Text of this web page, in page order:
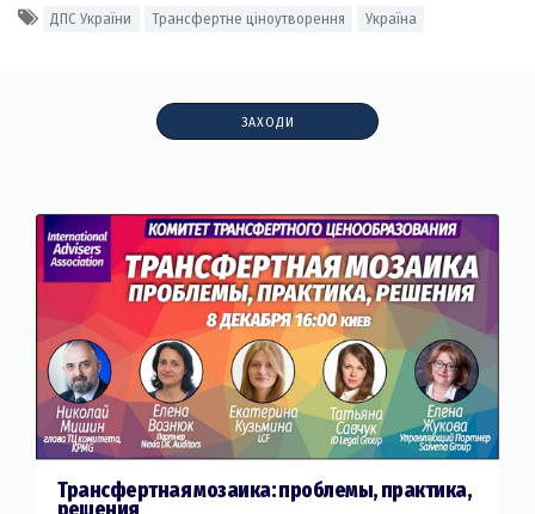
ДПС України Трансфертне ціноутворення Україна
ЗАХОДИ
Трансфертная мозаика: проблемы, практика,